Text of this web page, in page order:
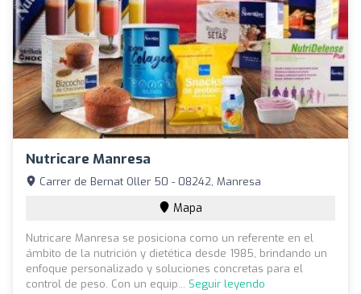
Nutricare Manresa
Carrer de Bernat Oller 50 - 08242, Manresa
Mapa
Nutricare Manresa se posiciona como un referente en el
ámbito de la nutrición y dietética desde 1985, brindando un
enfoque personalizado y soluciones concretas para el
control de peso. Con un equip... Seguir leyendo